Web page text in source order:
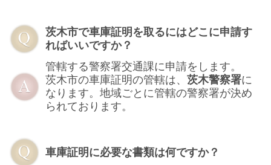
茨木市で車庫証明を取るにはどこに申請す
ればいいですか？
管轄する警察署交通課に申請をします。
茨木市の車庫証明の管轄は、 茨木警察署に
なります。地域ごとに管轄の警察署が決め
られております。
車庫証明に必要な書類は何ですか？